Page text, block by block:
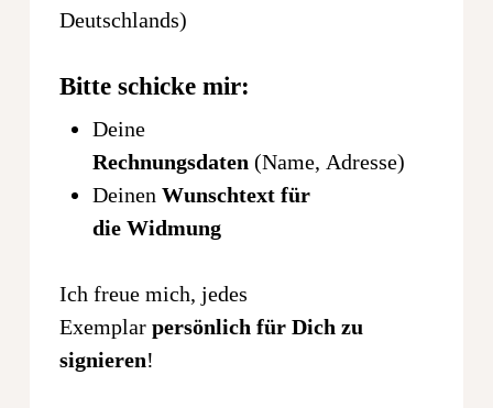
Deutschlands)
Bitte schicke mir:
Deine
Rechnungsdaten (Name, Adresse)
Deinen Wunschtext für
die Widmung
Ich freue mich, jedes
Exemplar persönlich für Dich zu
signieren!